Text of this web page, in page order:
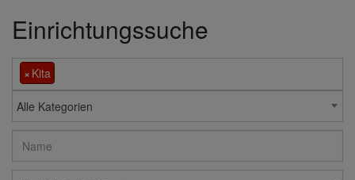
Einrichtungssuche
× Kita
Alle Kategorien